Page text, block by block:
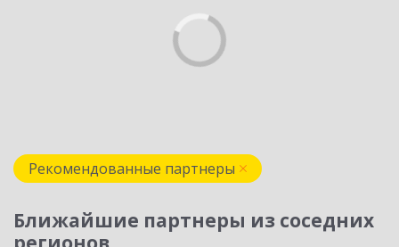
Рекомендованные партнеры
Ближайшие партнеры из соседних